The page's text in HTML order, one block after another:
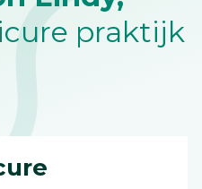
praktijk